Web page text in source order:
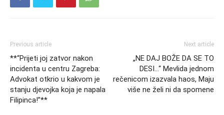
Previous article
**“Prijeti joj zatvor nakon
incidenta u centru Zagreba:
Advokat otkrio u kakvom je
stanju djevojka koja je napala
Filipinca!”**
Next article
„NE DAJ BOŽE DA SE TO
DESI…“ Mevlida jednom
rečenicom izazvala haos, Maju
više ne želi ni da spomene